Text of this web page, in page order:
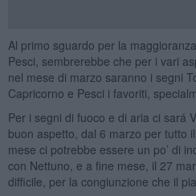
Al primo sguardo per la
Pesci, sembrerebbe che per i vari
nel mese di marzo saranno i segni
Capricorno e Pesci i favoriti,
Per i segni di fuoco e di aria ci sará
buon aspetto, dal 6 marzo per tutto
mese ci potrebbe essere un po’ di
con Nettuno, e a fine mese, il 27
difficile, per la congiunzione che il